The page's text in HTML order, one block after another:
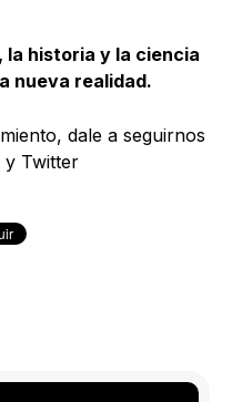
la historia y la ciencia
nueva realidad.
dale a seguirnos
y Twitter